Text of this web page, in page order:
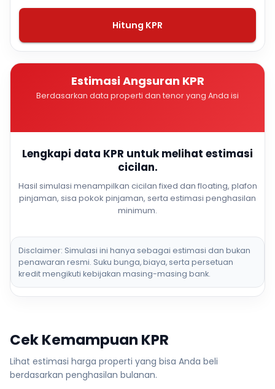
Hitung KPR
Estimasi Angsuran KPR
Berdasarkan data properti dan tenor yang Anda isi
Lengkapi data KPR untuk melihat estimasi
cicilan.
Hasil simulasi menampilkan cicilan fixed dan floating, plafon
pinjaman, sisa pokok pinjaman, serta estimasi penghasilan
minimum.
Disclaimer: Simulasi ini hanya sebagai estimasi dan bukan
penawaran resmi. Suku bunga, biaya, serta persetuan
kredit mengikuti kebijakan masing-masing bank.
Cek Kemampuan KPR
Lihat estimasi harga properti yang bisa Anda beli
berdasarkan penghasilan bulanan.